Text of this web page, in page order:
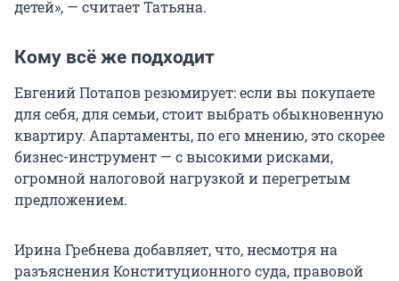
детей», — считает Татьяна.
Кому всё же подходит
Евгений Потапов резюмирует: если вы покупаете
для себя, для семьи, стоит выбрать обыкновенную
квартиру. Апартаменты, по его мнению, это скорее
бизнес-инструмент — с высокими рисками,
огромной налоговой нагрузкой и перегретым
предложением.
Ирина Гребнева добавляет, что, несмотря на
разъяснения Конституционного суда, правовой